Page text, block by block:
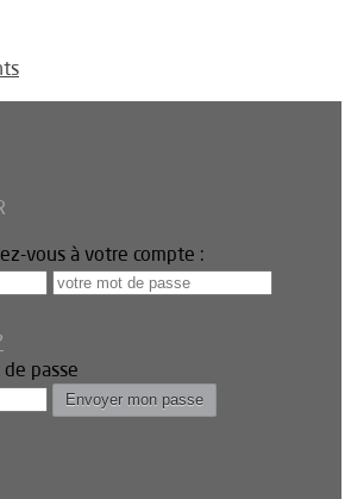
vous à votre compte :
passe